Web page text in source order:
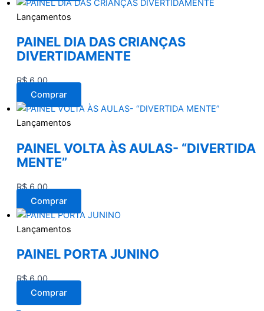
Lançamentos
PAINEL DIA DAS CRIANÇAS
DIVERTIDAMENTE
R$6,00
Comprar
Lançamentos
PAINEL VOLTA ÀS AULAS- “DIVERTIDA
MENTE”
R$6,00
Comprar
Lançamentos
PAINEL PORTA JUNINO
R$6,00
Comprar